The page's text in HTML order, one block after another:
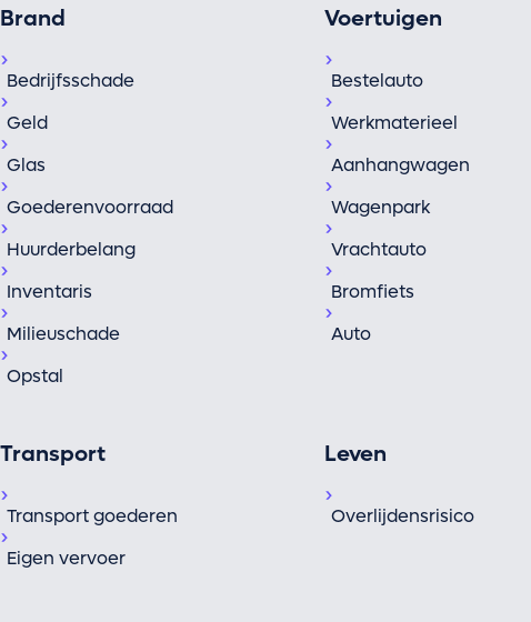
Brand
Bedrijfsschade
Geld
Glas
Goederenvoorraad
Huurderbelang
Inventaris
Milieuschade
Opstal
Voertuigen
Bestelauto
Werkmaterieel
Aanhangwagen
Wagenpark
Vrachtauto
Bromfiets
Auto
Transport
Transport goederen
Eigen vervoer
Leven
Overlijdensrisico